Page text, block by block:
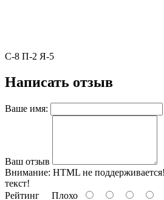
С-8 П-2 Я-5
Написать отзыв
Ваше имя:
Ваш отзыв
Внимание: HTML не
текст!
Рейтинг Плохо